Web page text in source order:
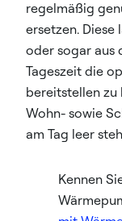
regelmäßig
ersetzen. Diese
oder sogar aus
Tageszeit die
bereitstellen zu
Wohn- sowie
am Tag leer
Kennen